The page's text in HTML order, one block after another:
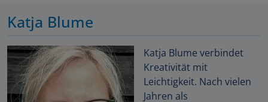
Katja Blume
Katja Blume verbindet
Kreativität mit
Leichtigkeit. Nach vielen
Jahren als